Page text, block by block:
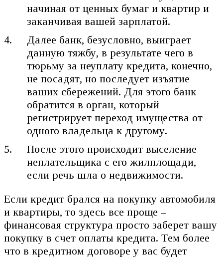
начиная от ценных бумаг и квартир и
заканчивая вашей зарплатой.
Далее банк, безусловно, выиграет
данную тяжбу, в результате чего в
тюрьму за неуплату кредита, конечно,
не посадят, но последует изъятие
ваших сбережений. Для этого банк
обратится в орган, который
регистрирует переход имущества от
одного владельца к другому.
После этого происходит выселение
неплательщика с его жилплощади,
если речь шла о недвижимости.
Если кредит брался на покупку автомобиля
и квартиры, то здесь все проще –
финансовая структура просто заберет вашу
покупку в счет оплаты кредита. Тем более
что в кредитном договоре у вас будет